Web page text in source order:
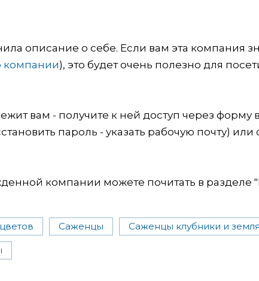
описание о себе. Если вам эта компания
компании), это будет очень полезно для
вам - получите к ней доступ через форму
пароль - указать рабочую почту)
компании можете почитать в разделе
Саженцы Саженцы клубники и